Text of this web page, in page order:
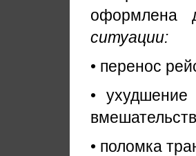
оформлена
ситуации:
• перенос
• ухудшение
• поломка